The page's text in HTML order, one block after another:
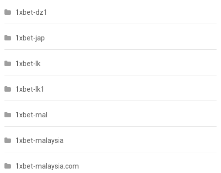
1xbet-dz1
1xbet-jap
1xbet-lk
1xbet-lk1
1xbet-mal
1xbet-malaysia
1xbet-malaysia.com